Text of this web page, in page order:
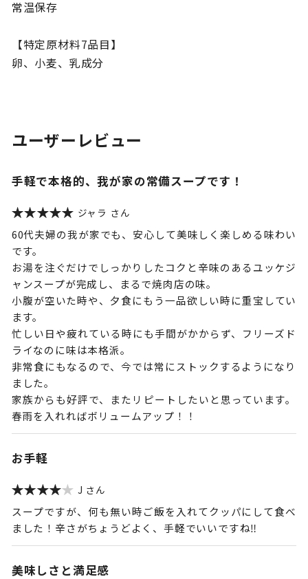
常温保存
【特定原材料7品目】
卵、小麦、乳成分
ユーザーレビュー
手軽で本格的、我が家の常備スープです！
ジャラ
60代夫婦の我が家でも、安心して美味しく楽しめる味わい
です。
お湯を注ぐだけでしっかりしたコクと辛味のあるユッケジ
ャンスープが完成し、まるで焼肉店の味。
小腹が空いた時や、夕食にもう一品欲しい時に重宝してい
ます。
忙しい日や疲れている時にも手間がかからず、フリーズド
ライなのに味は本格派。
非常食にもなるので、今では常にストックするようになり
ました。
家族からも好評で、またリピートしたいと思っています。
春雨を入れればボリュームアップ！！
お手軽
J
スープですが、何も無い時ご飯を入れてクッパにして食べ
ました！辛さがちょうどよく、手軽でいいですね‼︎
美味しさと満足感